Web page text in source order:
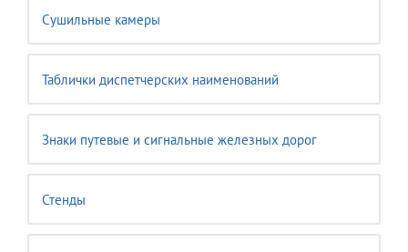
Сушильные камеры
Таблички диспетчерских наименований
Знаки путевые и сигнальные железных дорог
Стенды